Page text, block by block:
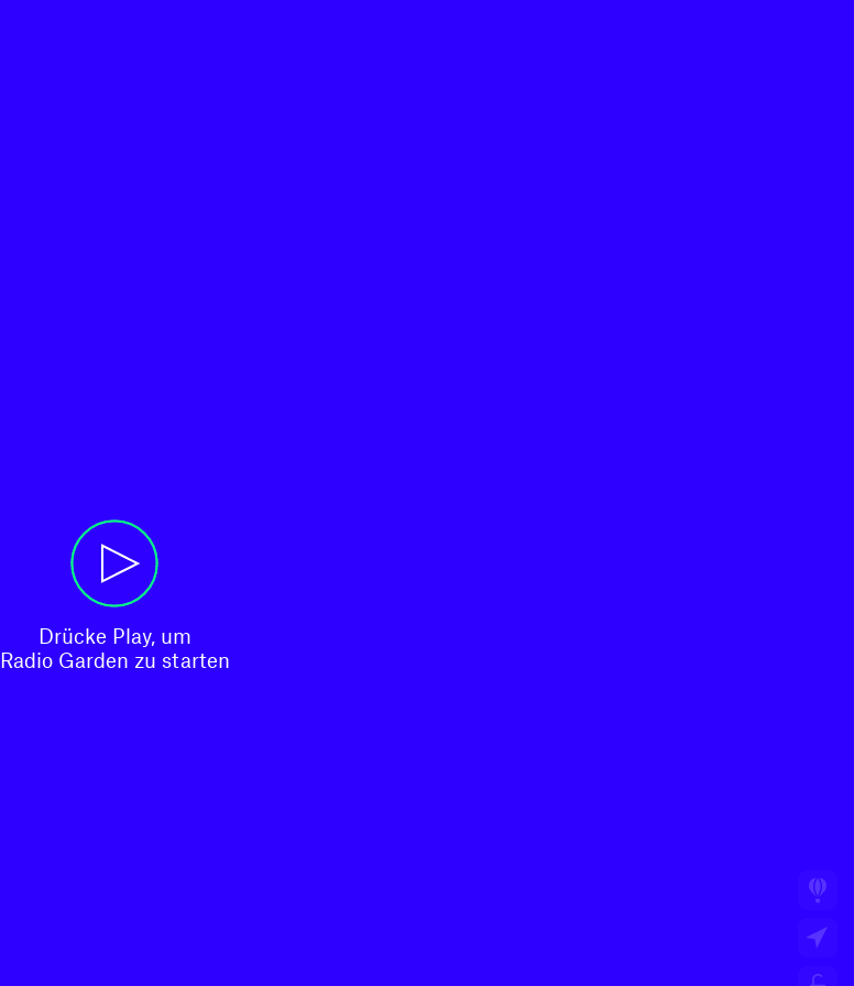
Drücke Play, um
Radio Garden zu starten